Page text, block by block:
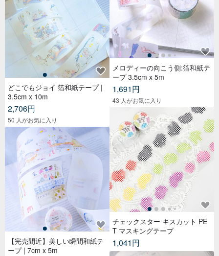
どこでもジョイ 箔和紙テープ |
3.5cm x 10m
2,706円
50 人がお気に入り
【完売間近】美しい瞬間和紙テ
ープ | 7cm x 5m
メロディーの向こう側:箔和紙テ
ープ 3.5cm x 5m
1,691円
43 人がお気に入り
チェックスター キスカット PE
T マスキングテープ
1,041円